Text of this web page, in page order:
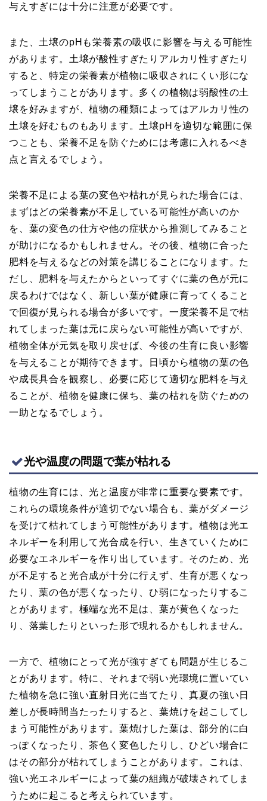
与えすぎには十分に注意が必要です。
また、土壌のpHも栄養素の吸収に影響を与える可能性
があります。土壌が酸性すぎたりアルカリ性すぎたり
すると、特定の栄養素が植物に吸収されにくい形にな
ってしまうことがあります。多くの植物は弱酸性の土
壌を好みますが、植物の種類によってはアルカリ性の
土壌を好むものもあります。土壌pHを適切な範囲に保
つことも、栄養不足を防ぐためには考慮に入れるべき
点と言えるでしょう。
栄養不足による葉の変色や枯れが見られた場合には、
まずはどの栄養素が不足している可能性が高いのか
を、葉の変色の仕方や他の症状から推測してみること
が助けになるかもしれません。その後、植物に合った
肥料を与えるなどの対策を講じることになります。た
だし、肥料を与えたからといってすぐに葉の色が元に
戻るわけではなく、新しい葉が健康に育ってくること
で回復が見られる場合が多いです。一度栄養不足で枯
れてしまった葉は元に戻らない可能性が高いですが、
植物全体が元気を取り戻せば、今後の生育に良い影響
を与えることが期待できます。日頃から植物の葉の色
や成長具合を観察し、必要に応じて適切な肥料を与え
ることが、植物を健康に保ち、葉の枯れを防ぐための
一助となるでしょう。
光や温度の問題で葉が枯れる
植物の生育には、光と温度が非常に重要な要素です。
これらの環境条件が適切でない場合も、葉がダメージ
を受けて枯れてしまう可能性があります。植物は光エ
ネルギーを利用して光合成を行い、生きていくために
必要なエネルギーを作り出しています。そのため、光
が不足すると光合成が十分に行えず、生育が悪くなっ
たり、葉の色が悪くなったり、ひ弱になったりするこ
とがあります。極端な光不足は、葉が黄色くなった
り、落葉したりといった形で現れるかもしれません。
一方で、植物にとって光が強すぎても問題が生じるこ
とがあります。特に、それまで弱い光環境に置いてい
た植物を急に強い直射日光に当てたり、真夏の強い日
差しが長時間当たったりすると、葉焼けを起こしてし
まう可能性があります。葉焼けした葉は、部分的に白
っぽくなったり、茶色く変色したりし、ひどい場合に
はその部分が枯れてしまうことがあります。これは、
強い光エネルギーによって葉の組織が破壊されてしま
うために起こると考えられています。